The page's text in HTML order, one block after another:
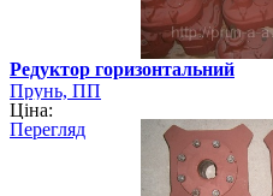
Редуктор горизонтальний
Прунь, ПП
Ціна:
Перегляд